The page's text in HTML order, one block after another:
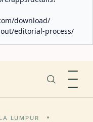
download/
editorial-process/
LUMPUR